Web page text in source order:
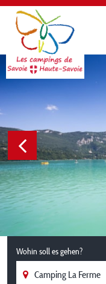
Wohin soll es gehen?